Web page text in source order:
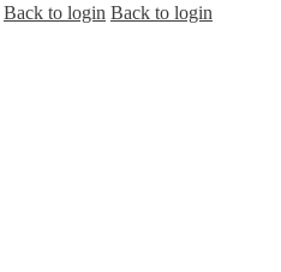
Back to login Back to login